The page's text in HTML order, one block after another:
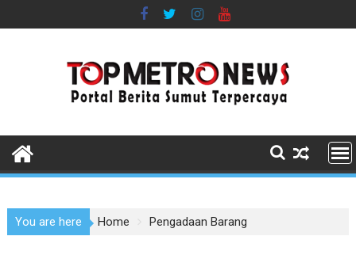
to
You are here Home Pengadaan Barang